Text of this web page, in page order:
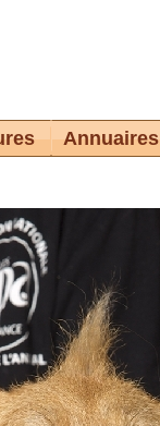
Annuaires